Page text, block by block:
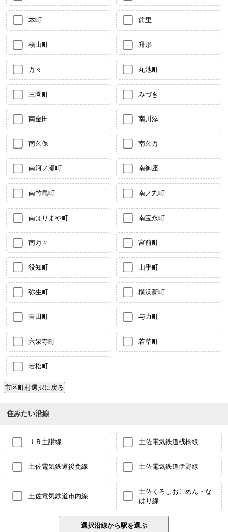
本町 前里
槇山町 升形
万々 丸池町
三園町 みづき
南金田 南川添
南久保 南久万
南河ノ瀬町 南御座
南竹島町 南ノ丸町
南はりまや町 南宝永町
南万々 宮前町
役知町 山手町
弥生町 横浜新町
吉田町 与力町
六泉寺町 若草町
若松町
住みたい沿線
ＪＲ土讃線 土佐電気鉄道桟橋線
土佐電気鉄道後免線 土佐電気鉄道伊野線
土佐電気鉄道市内線
土佐くろしおごめん・な
はり線